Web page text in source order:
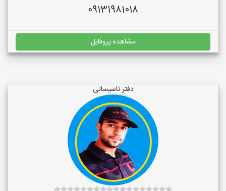
09131981018
مشاهده پروفایل
دفتر تاسیساتی